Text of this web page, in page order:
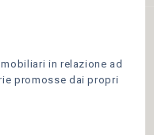
in relazione ad
promosse dai propri